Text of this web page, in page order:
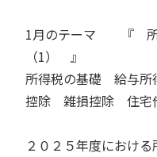
1月のテーマ 『 所
（1） 』
所得税の基礎 給与所
控除 雑損控除 住宅
２０２５年度におけ